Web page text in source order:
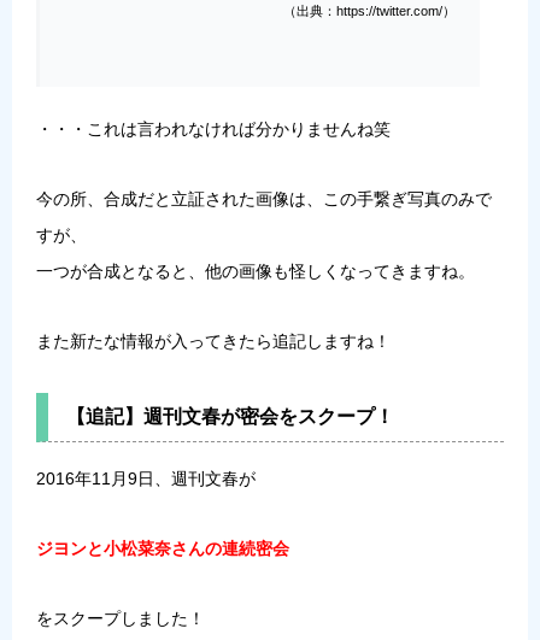
（出典：https://twitter.com/）
・・・これは言われなければ分かりませんね笑
今の所、合成だと立証された画像は、この手繋ぎ写真のみで
すが、
一つが合成となると、他の画像も怪しくなってきますね。
また新たな情報が入ってきたら追記しますね！
【追記】週刊文春が密会をスクープ！
2016年11月9日、週刊文春が
ジヨンと小松菜奈さんの連続密会
をスクープしました！